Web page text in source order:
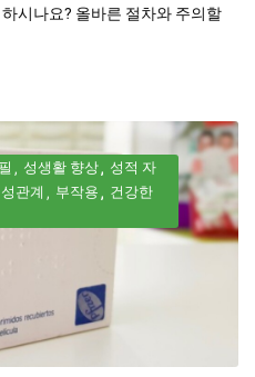
시나요? 올바른 절차와 주의할
성생활 향상
성적 자
성관계 부작용
건강한